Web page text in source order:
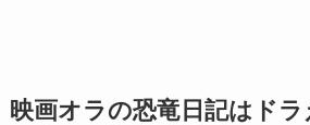
映画オラの恐竜日記はド